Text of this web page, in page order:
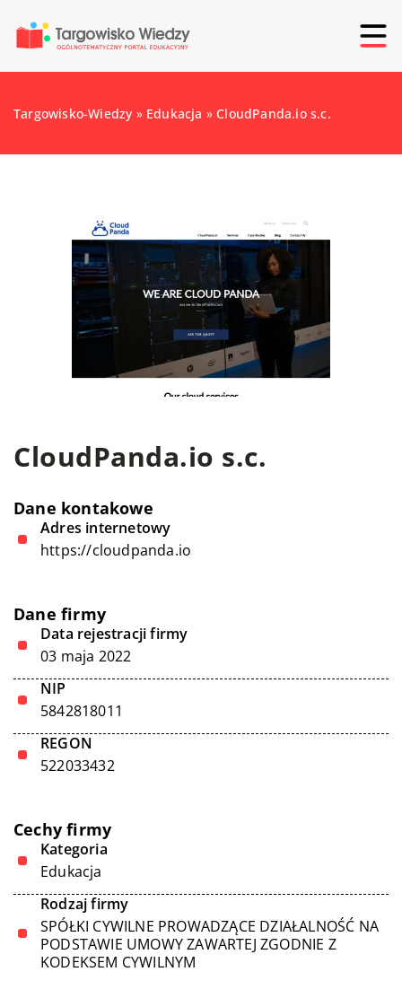
Targowisko-Wiedzy » Edukacja »CloudPanda.io s.c.
CloudPanda.io s.c.
Dane kontakowe
Adres internetowy
https://cloudpanda.io
Dane firmy
Data rejestracji firmy
03 maja 2022
NIP
5842818011
REGON
522033432
Cechy firmy
Kategoria
Edukacja
Rodzaj firmy
SPÓŁKI CYWILNE PROWADZĄCE DZIAŁALNOŚĆ NA
PODSTAWIE UMOWY ZAWARTEJ ZGODNIE Z
KODEKSEM CYWILNYM